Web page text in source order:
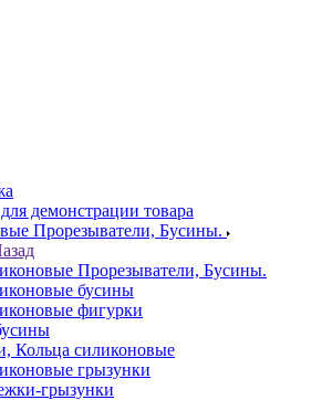
демонстрации товара
Прорезыватели, Бусины.
Прорезыватели, Бусины.
бусины
фигурки
Кольца силиконовые
грызунки
грызунки